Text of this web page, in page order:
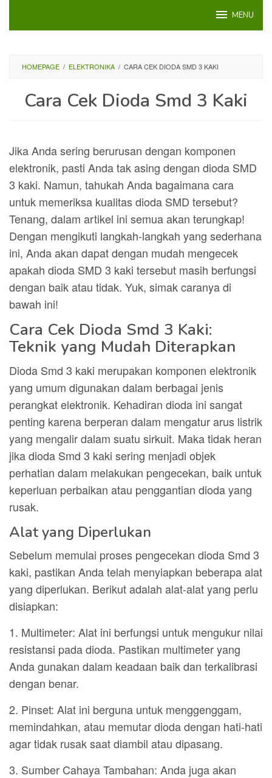
MENU
HOMEPAGE / ELEKTRONIKA / CARA CEK DIODA SMD 3 KAKI
Cara Cek Dioda Smd 3 Kaki
Jika Anda sering berurusan dengan komponen
elektronik, pasti Anda tak asing dengan dioda SMD
3 kaki. Namun, tahukah Anda bagaimana cara
untuk memeriksa kualitas dioda SMD tersebut?
Tenang, dalam artikel ini semua akan terungkap!
Dengan mengikuti langkah-langkah yang sederhana
ini, Anda akan dapat dengan mudah mengecek
apakah dioda SMD 3 kaki tersebut masih berfungsi
dengan baik atau tidak. Yuk, simak caranya di
bawah ini!
Cara Cek Dioda Smd 3 Kaki:
Teknik yang Mudah Diterapkan
Dioda Smd 3 kaki merupakan komponen elektronik
yang umum digunakan dalam berbagai jenis
perangkat elektronik. Kehadiran dioda ini sangat
penting karena berperan dalam mengatur arus listrik
yang mengalir dalam suatu sirkuit. Maka tidak heran
jika dioda Smd 3 kaki sering menjadi objek
perhatian dalam melakukan pengecekan, baik untuk
keperluan perbaikan atau penggantian dioda yang
rusak.
Alat yang Diperlukan
Sebelum memulai proses pengecekan dioda Smd 3
kaki, pastikan Anda telah menyiapkan beberapa alat
yang diperlukan. Berikut adalah alat-alat yang perlu
disiapkan:
1. Multimeter: Alat ini berfungsi untuk mengukur nilai
resistansi pada dioda. Pastikan multimeter yang
Anda gunakan dalam keadaan baik dan terkalibrasi
dengan benar.
2. Pinset: Alat ini berguna untuk menggenggam,
memindahkan, atau memutar dioda dengan hati-hati
agar tidak rusak saat diambil atau dipasang.
3. Sumber Cahaya Tambahan: Anda juga akan